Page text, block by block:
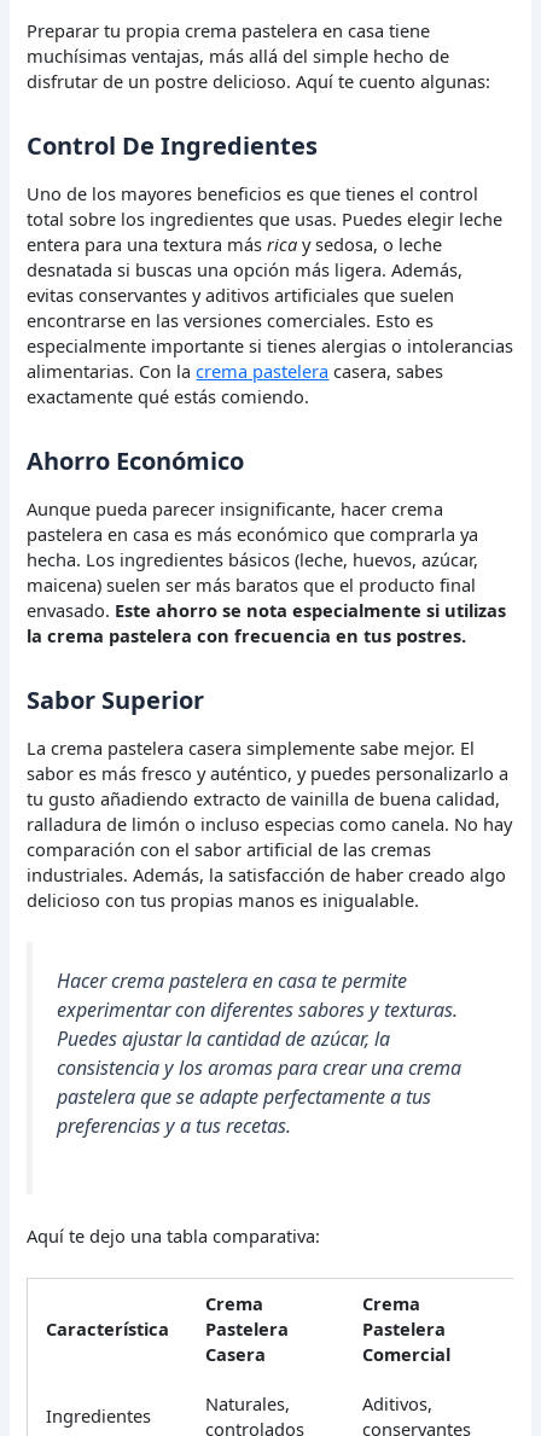
Preparar tu propia crema pastelera en casa tiene
muchísimas ventajas, más allá del simple hecho de
disfrutar de un postre delicioso. Aquí te cuento algunas:
Control De Ingredientes
Uno de los mayores beneficios es que tienes el control
total sobre los ingredientes que usas. Puedes elegir leche
entera para una textura másrica y sedosa, o leche
desnatada si buscas una opción más ligera. Además,
evitas conservantes y aditivos artificiales que suelen
encontrarse en las versiones comerciales. Esto es
especialmente importante si tienes alergias o intolerancias
alimentarias. Con lacrema pastelera casera, sabes
exactamente qué estás comiendo.
Ahorro Económico
Aunque pueda parecer insignificante, hacer crema
pastelera en casa es más económico que comprarla ya
hecha. Los ingredientes básicos (leche, huevos, azúcar,
maicena) suelen ser más baratos que el producto final
envasado. Este ahorro se nota especialmente si utilizas
la crema pastelera con frecuencia en tus postres.
Sabor Superior
La crema pastelera casera simplemente sabe mejor. El
sabor es más fresco y auténtico, y puedes personalizarlo a
tu gusto añadiendo extracto de vainilla de buena calidad,
ralladura de limón o incluso especias como canela. No hay
comparación con el sabor artificial de las cremas
industriales. Además, la satisfacción de haber creado algo
delicioso con tus propias manos es inigualable.
Hacer crema pastelera en casa te permite
experimentar con diferentes sabores y texturas.
Puedes ajustar la cantidad de azúcar, la
consistencia y los aromas para crear una crema
pastelera que se adapte perfectamente a tus
preferencias y a tus recetas.
Aquí te dejo una tabla comparativa:
Característica
Crema
Pastelera
Casera
Crema
Pastelera
Comercial
Ingredientes
Naturales,
controlados
Aditivos,
conservantes